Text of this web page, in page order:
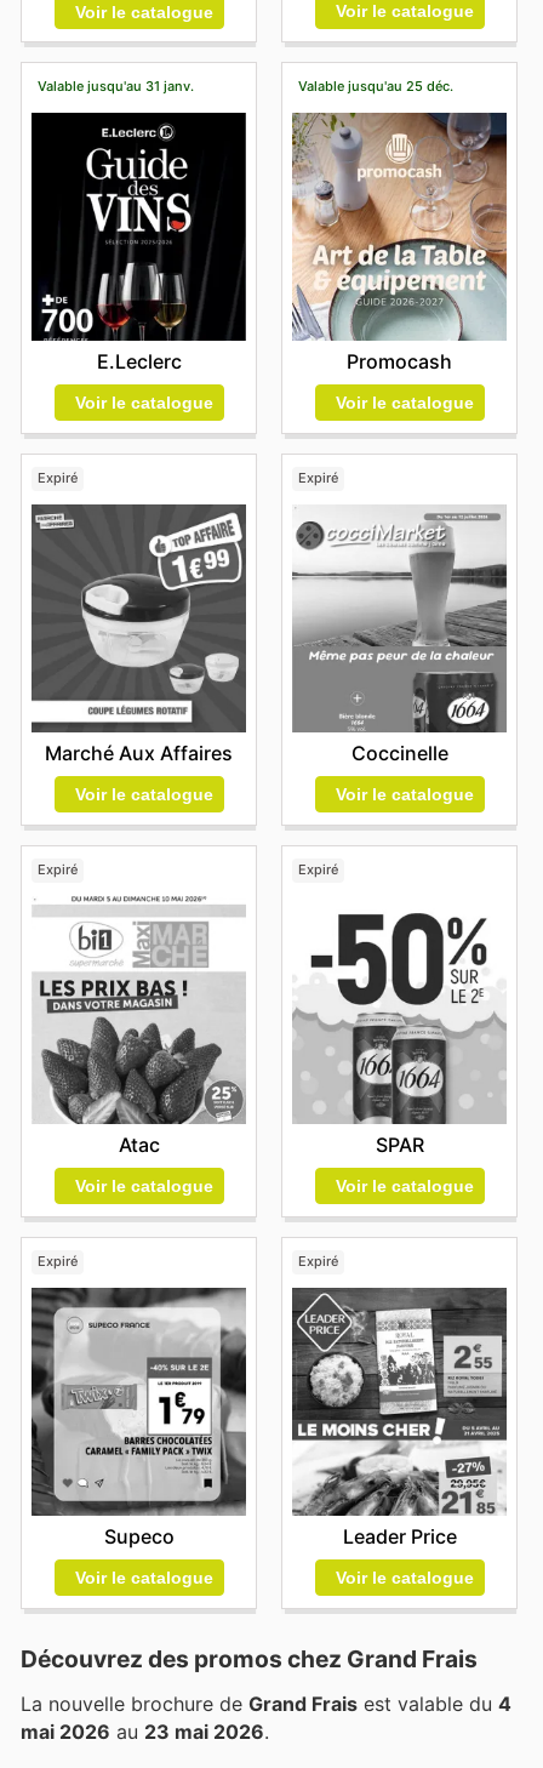
Voir le catalogue Voir le catalogue
Valable jusqu'au 31 janv.
E.Leclerc
Voir le catalogue
Valable jusqu'au 25 déc.
Promocash
Voir le catalogue
Expiré
Marché Aux Affaires
Voir le catalogue
Expiré
Coccinelle
Voir le catalogue
Expiré
Atac
Voir le catalogue
Expiré
SPAR
Voir le catalogue
Expiré
Supeco
Voir le catalogue
Expiré
Leader Price
Voir le catalogue
Découvrez des promos chez Grand Frais
La nouvelle brochure de Grand Frais est valable du 4
mai 2026 au 23 mai 2026.